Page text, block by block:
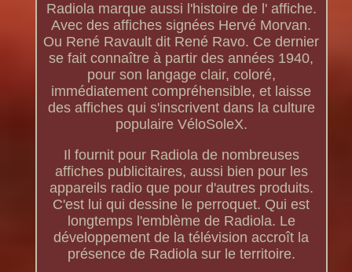
Radiola marque aussi l'histoire de l' affiche.
Avec des affiches signées Hervé Morvan.
Ou René Ravault dit René Ravo. Ce dernier
se fait connaître à partir des années 1940,
pour son langage clair, coloré,
immédiatement compréhensible, et laisse
des affiches qui s'inscrivent dans la culture
populaire VéloSoleX.
Il fournit pour Radiola de nombreuses
affiches publicitaires, aussi bien pour les
appareils radio que pour d'autres produits.
C'est lui qui dessine le perroquet. Qui est
longtemps l'emblème de Radiola. Le
développement de la télévision accroît la
présence de Radiola sur le territoire.